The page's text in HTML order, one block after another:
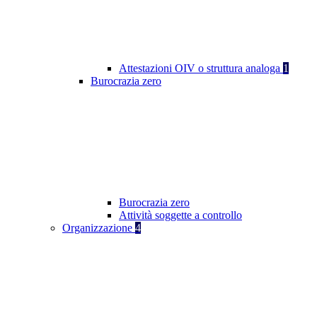
Attestazioni OIV o struttura analoga 1
Burocrazia zero
Burocrazia zero
Attività soggette a controllo
Organizzazione 4